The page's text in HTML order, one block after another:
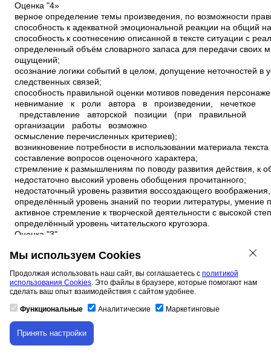
Скачивание материала доступно только для
авторизованных пользователей.
Мы используем Cookies
Продолжая использовать наш сайт, вы соглашаетесь с политикой
использования Cookies. Это файлы в браузере, которые помогают нам
сделать ваш опыт взаимодействия с сайтом удобнее.
Функциональные Аналитические Маркетинговые
Принять настройки